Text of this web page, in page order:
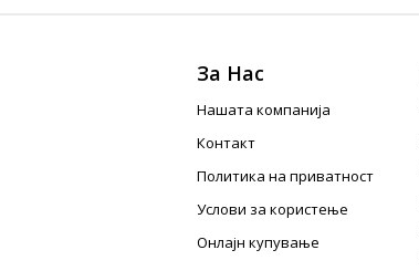
За Нас
Нашата компанија
Контакт
Политика на приватност
Услови за користење
Онлајн купување